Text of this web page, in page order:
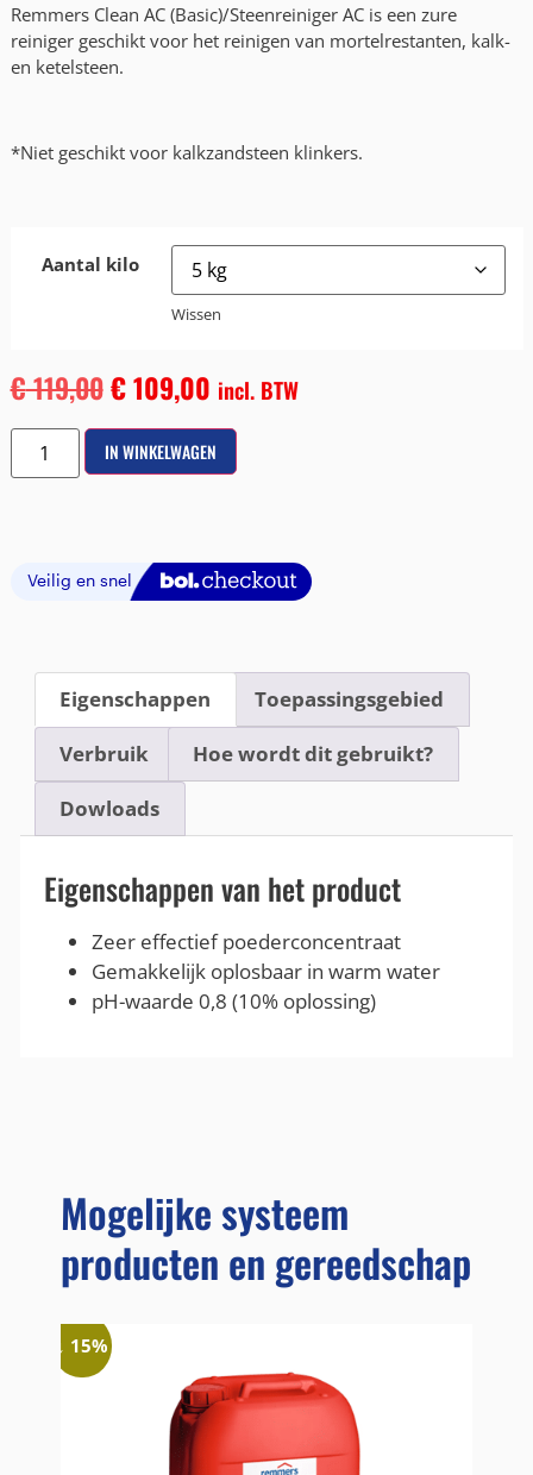
Remmers Clean AC (Basic)/Steenreiniger AC is een zure
reiniger geschikt voor het reinigen van mortelrestanten, kalk-
en ketelsteen.
*Niet geschikt voor kalkzandsteen klinkers.
Aantal kilo
Wissen
€119,00€109,00 incl. BTW
IN WINKELWAGEN
Eigenschappen Toepassingsgebied
Verbruik Hoe wordt dit gebruikt?
Dowloads
Eigenschappen van het product
Zeer effectief poederconcentraat
Gemakkelijk oplosbaar in warm water
pH-waarde 0,8 (10% oplossing)
Mogelijke systeem
producten en gereedschap
↓ 15%